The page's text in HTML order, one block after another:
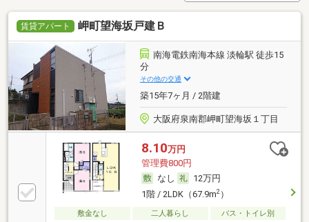
賃貸アパート 岬町望海坂戸建Ｂ
南海電鉄南海本線 淡輪駅 徒歩15
分
その他の交通
築15年7ヶ月 / 2階建
大阪府泉南郡岬町望海坂１丁目
8.10万円
管理費800円
なし
12万円
1階 / 2LDK（67.9m2）
敷金なし 二人暮らし バス・トイレ別